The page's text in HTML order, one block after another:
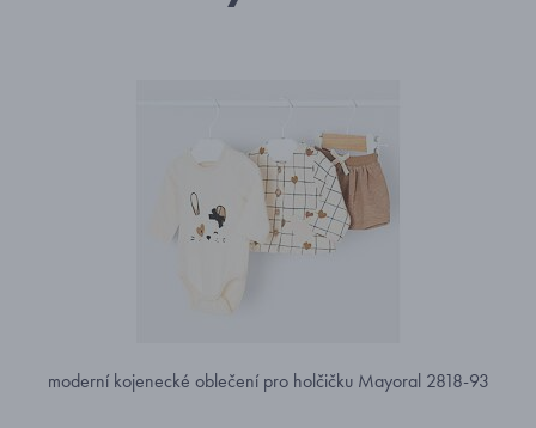
moderní kojenecké oblečení pro holčičku Mayoral 2818-93